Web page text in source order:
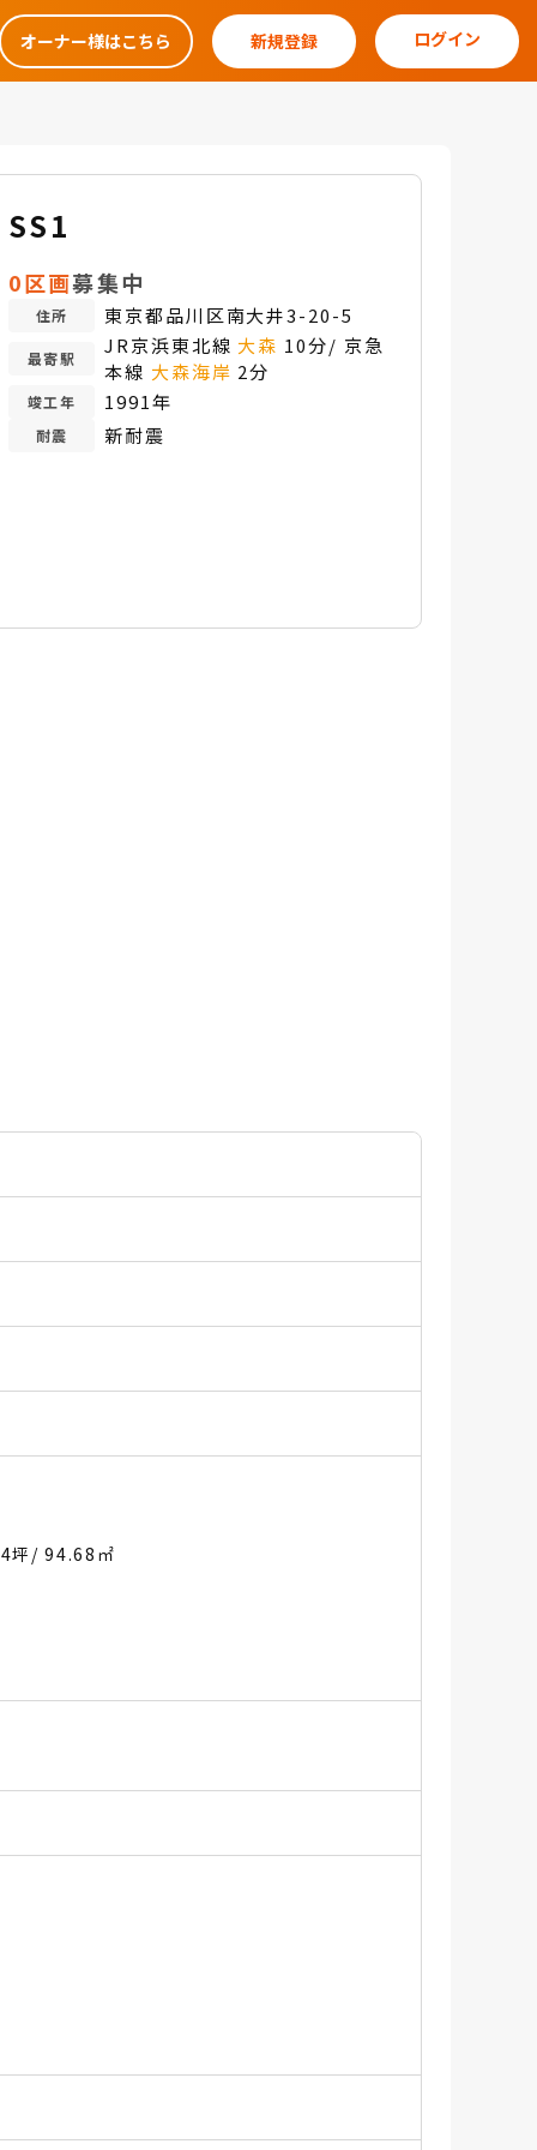
オーナー様はこちら 新規登録 ログイン
SS1
0区画募集中
住所 東京都品川区南大井3-20-5
最寄駅
JR京浜東北線 大森 10分/ 京急
本線 大森海岸 2分
竣工年 1991年
耐震 新耐震
坪 / 94.68㎡